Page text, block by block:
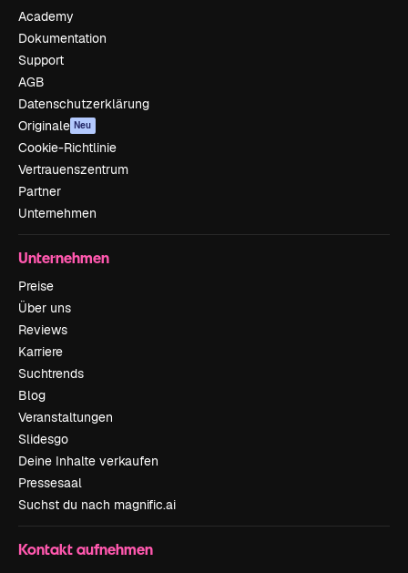
Academy
Dokumentation
Support
AGB
Datenschutzerklärung
Originale Neu
Cookie-Richtlinie
Vertrauenszentrum
Partner
Unternehmen
Unternehmen
Preise
Über uns
Reviews
Karriere
Suchtrends
Blog
Veranstaltungen
Slidesgo
Deine Inhalte verkaufen
Pressesaal
Suchst du nach magnific.ai
Kontakt aufnehmen